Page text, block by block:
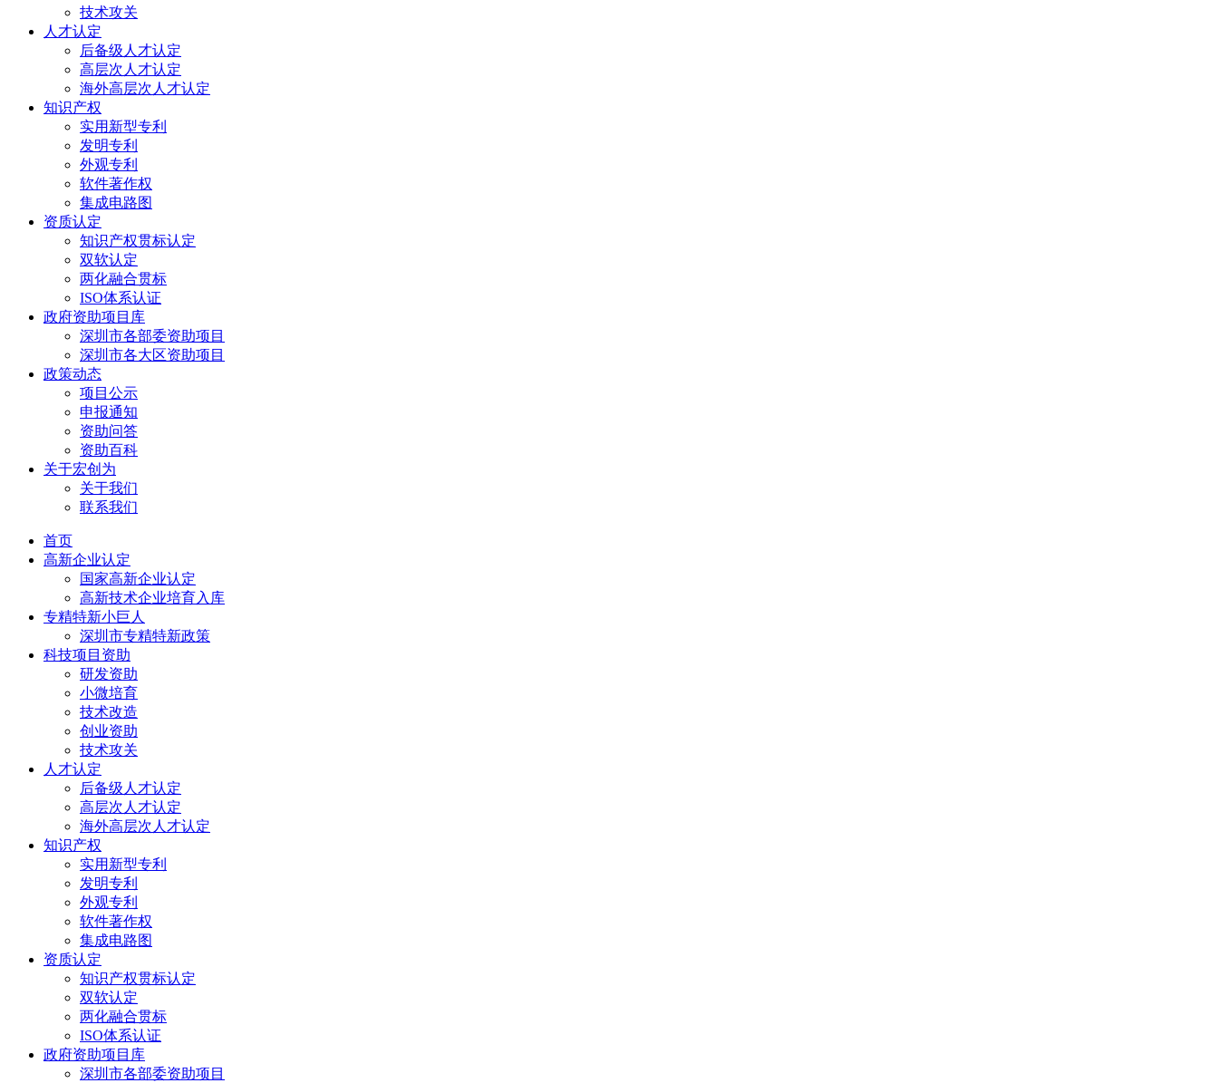
技术攻关
人才认定
后备级人才认定
高层次人才认定
海外高层次人才认定
知识产权
实用新型专利
发明专利
外观专利
软件著作权
集成电路图
资质认定
知识产权贯标认定
双软认定
两化融合贯标
ISO体系认证
政府资助项目库
深圳市各部委资助项目
深圳市各大区资助项目
政策动态
项目公示
申报通知
资助问答
资助百科
关于宏创为
关于我们
联系我们
首页
高新企业认定
国家高新企业认定
高新技术企业培育入库
专精特新小巨人
深圳市专精特新政策
科技项目资助
研发资助
小微培育
技术改造
创业资助
技术攻关
人才认定
后备级人才认定
高层次人才认定
海外高层次人才认定
知识产权
实用新型专利
发明专利
外观专利
软件著作权
集成电路图
资质认定
知识产权贯标认定
双软认定
两化融合贯标
ISO体系认证
政府资助项目库
深圳市各部委资助项目